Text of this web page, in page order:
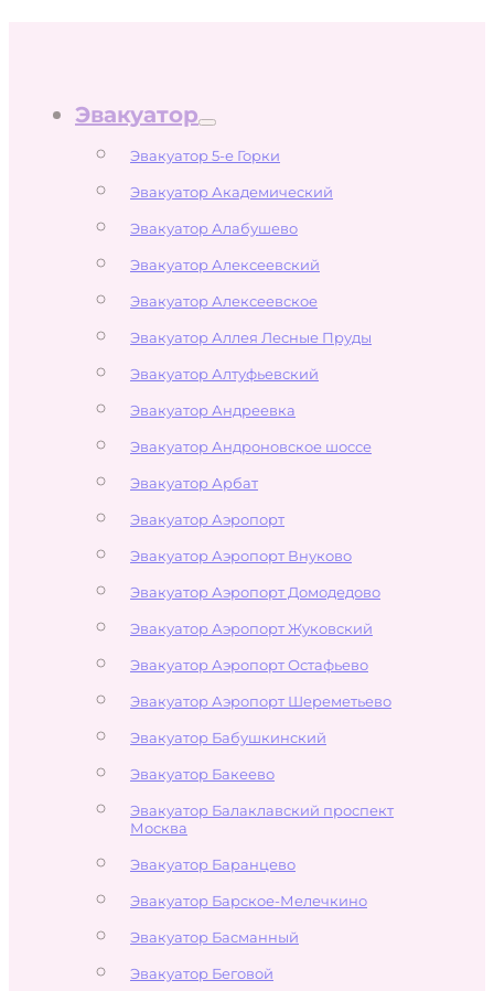
Эвакуатор
Эвакуатор 5-е Горки
Эвакуатор Академический
Эвакуатор Алабушево
Эвакуатор Алексеевский
Эвакуатор Алексеевское
Эвакуатор Аллея Лесные Пруды
Эвакуатор Алтуфьевский
Эвакуатор Андреевка
Эвакуатор Андроновское шоссе
Эвакуатор Арбат
Эвакуатор Аэропорт
Эвакуатор Аэропорт Внуково
Эвакуатор Аэропорт Домодедово
Эвакуатор Аэропорт Жуковский
Эвакуатор Аэропорт Остафьево
Эвакуатор Аэропорт Шереметьево
Эвакуатор Бабушкинский
Эвакуатор Бакеево
Эвакуатор Балаклавский проспект
Москва
Эвакуатор Баранцево
Эвакуатор Барское-Мелечкино
Эвакуатор Басманный
Эвакуатор Беговой